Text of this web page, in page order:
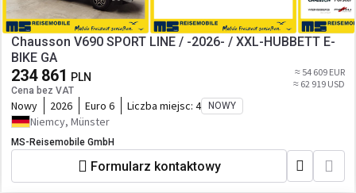
Chausson V690 SPORT LINE / -2026- / XXL-HUBBETT E-
BIKE GA
234 861 PLN
Cena bez VAT
≈ 54 609 EUR
≈ 62 919 USD
Nowy 2026 Euro 6 Liczba miejsc: 4 NOWY
Niemcy, Münster
MS-Reisemobile GmbH
Formularz kontaktowy